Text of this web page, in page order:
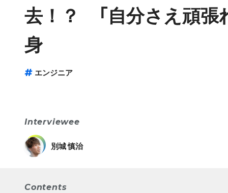
去！？ 「自分さえ頑張
身
エンジニア
Interviewee
別城 慎治
Contents